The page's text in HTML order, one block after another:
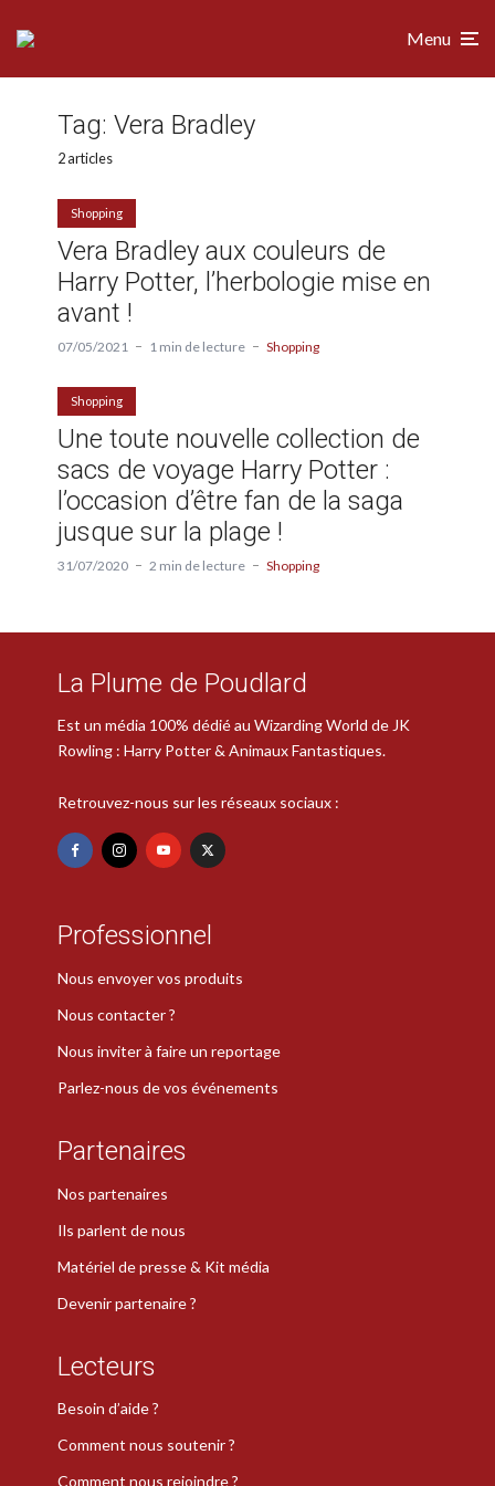
Menu
Tag: Vera Bradley
2 articles
Shopping
Vera Bradley aux couleurs de
Harry Potter, l’herbologie mise en
avant !
07/05/2021 1 min de lecture Shopping
Shopping
Une toute nouvelle collection de
sacs de voyage Harry Potter :
l’occasion d’être fan de la saga
jusque sur la plage !
31/07/2020 2 min de lecture Shopping
La Plume de Poudlard
Est un média 100% dédié au Wizarding World de JK
Rowling : Harry Potter & Animaux Fantastiques.
Retrouvez-nous sur les réseaux sociaux :
Professionnel
Nous envoyer vos produits
Nous contacter ?
Nous inviter à faire un reportage
Parlez-nous de vos événements
Partenaires
Nos partenaires
Ils parlent de nous
Matériel de presse & Kit média
Devenir partenaire ?
Lecteurs
Besoin d’aide ?
Comment nous soutenir ?
Comment nous rejoindre ?